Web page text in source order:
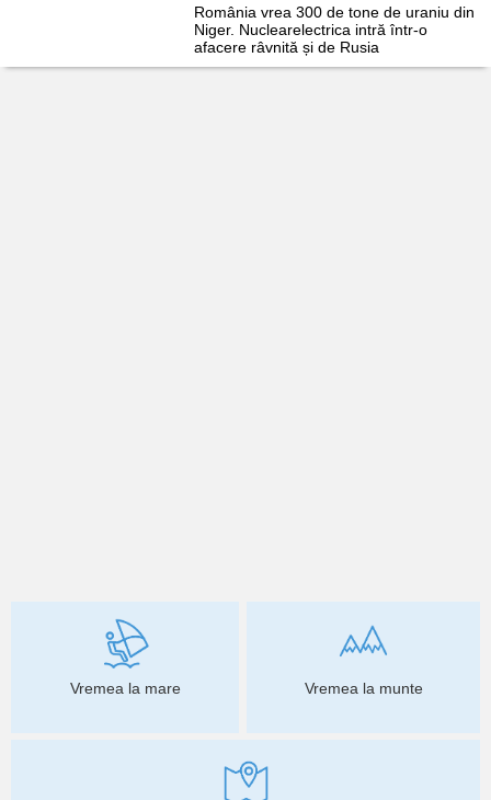
România vrea 300 de tone de uraniu din
Niger. Nuclearelectrica intră într-o
afacere râvnită și de Rusia
Vremea la mare Vremea la munte